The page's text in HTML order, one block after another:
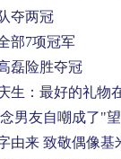
夺两冠
部7项冠军
磊险胜夺冠
生：最好的礼物
男友自嘲成了"
由来 致敬偶像基